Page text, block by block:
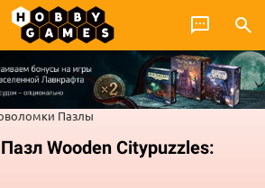
Пазлы
Wooden Citypuzzles: